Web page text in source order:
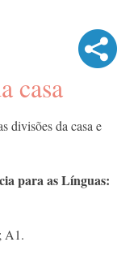
casa
divisões da casa e
para as Línguas:
A1.